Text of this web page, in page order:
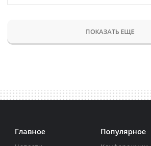
ПОКАЗАТЬ ЕЩЕ
Главное Популярное